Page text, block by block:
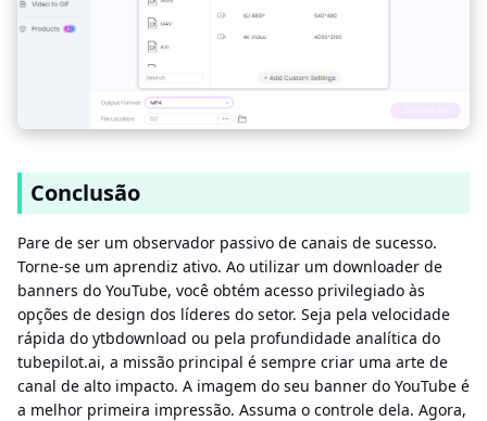
Conclusão
Pare de ser um observador passivo de canais de sucesso.
Torne-se um aprendiz ativo. Ao utilizar um downloader de
banners do YouTube, você obtém acesso privilegiado às
opções de design dos líderes do setor. Seja pela velocidade
rápida do ytbdownload ou pela profundidade analítica do
tubepilot.ai, a missão principal é sempre criar uma arte de
canal de alto impacto. A imagem do seu banner do YouTube é
a melhor primeira impressão. Assuma o controle dela. Agora,